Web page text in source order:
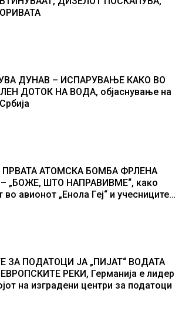
ДУНАВ – ИСПАРУВАЊЕ КАКО ВО
ДОТОК НА ВОДА, објаснување на
АТОМСКА БОМБА ФРЛЕНА
„БОЖЕ, ШТО НАПРАВИВМЕ“, како
авионот „Енола Геј“ и учесниците
историјата
ЗА ПОДАТОЦИ ЈА „ПИЈАТ“ ВОДАТА
РЕКИ, Германија е лидер
на изградени центри за податоци